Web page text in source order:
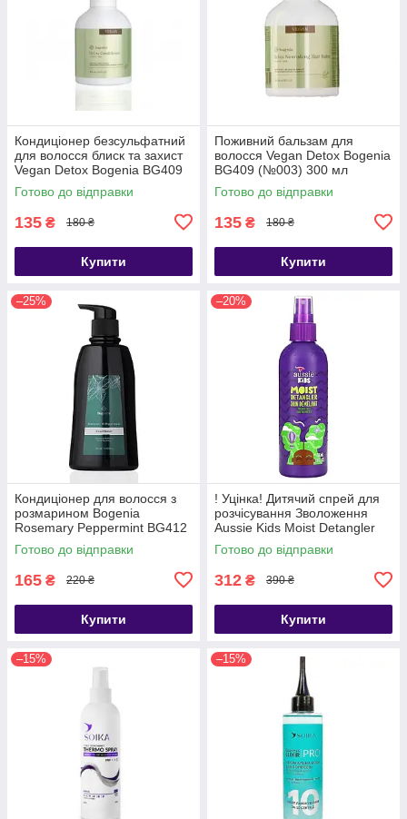
Кондиціонер безсульфатний
для волосся блиск та захист
Vegan Detox Bogenia BG409
(№002) 300 мл
Готово до відправки
135 ₴ 180 ₴
Купити
Поживний бальзам для
волосся Vegan Detox Bogenia
BG409 (№003) 300 мл
Готово до відправки
135 ₴ 180 ₴
Купити
–25%
Кондиціонер для волосся з
розмарином Bogenia
Rosemary Peppermint BG412
[002] 350 мл
Готово до відправки
165 ₴ 220 ₴
Купити
–20%
! Уцінка! Дитячий спрей для
розчісування Зволоження
Aussie Kids Moist Detangler
236 мл
Готово до відправки
312 ₴ 390 ₴
Купити
–15% –15%